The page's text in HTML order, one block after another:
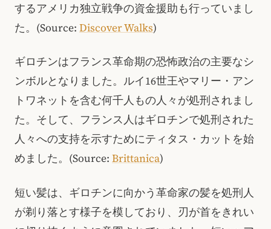
するアメリカ独立戦争の資金援助も行っていまし
た。(Source: Discover Walks)
ギロチンはフランス革命期の恐怖政治の主要なシ
ンボルとなりました。ルイ16世王やマリー・アン
トワネットを含む何千人もの人々が処刑されまし
た。そして、フランス人はギロチンで処刑された
人々への支持を示すためにティタス・カットを始
めました。(Source: Brittanica)
短い髪は、ギロチンに向かう革命家の髪を処刑人
が剃り落とす様子を模しており、刃が首をきれい